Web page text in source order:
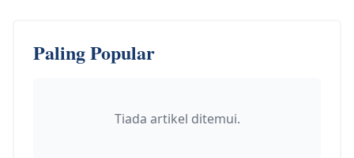
Paling Popular
Tiada artikel ditemui.